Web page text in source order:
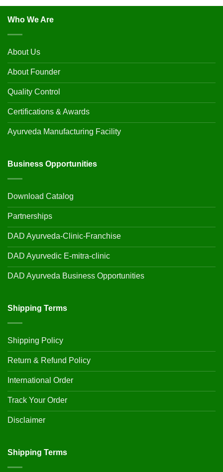
Who We Are
About Us
About Founder
Quality Control
Certifications & Awards
Ayurveda Manufacturing Facility
Business Opportunities
Download Catalog
Partnerships
DAD Ayurveda-Clinic-Franchise
DAD Ayurvedic E-mitra-clinic
DAD Ayurveda Business Opportunities
Shipping Terms
Shipping Policy
Return & Refund Policy
International Order
Track Your Order
Disclaimer
Shipping Terms